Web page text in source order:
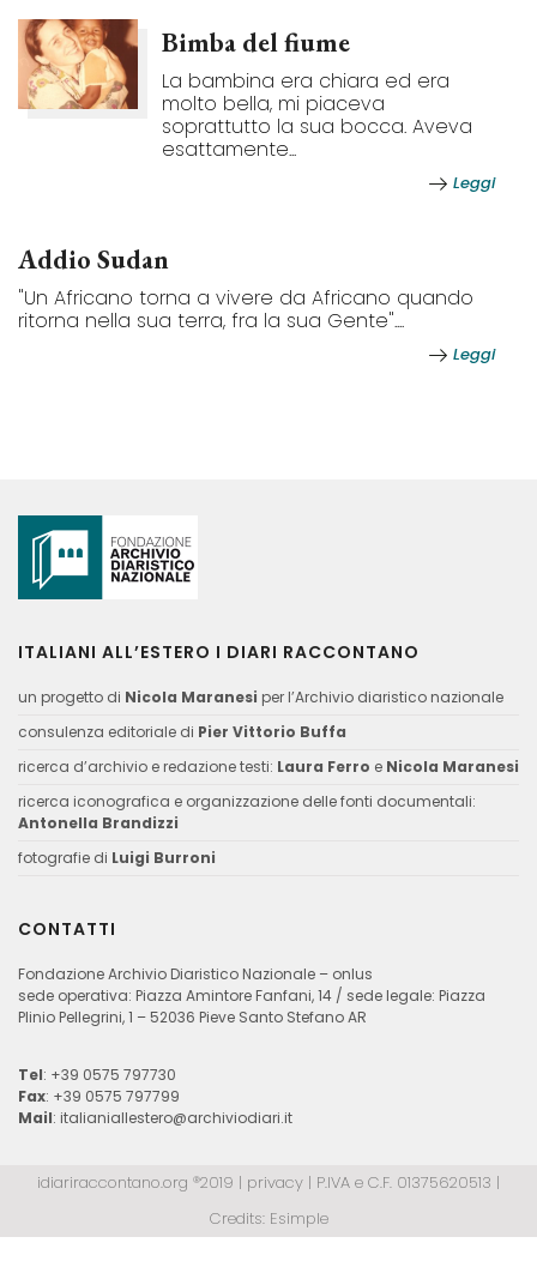
Bimba del fiume
La bambina era chiara ed era
molto bella, mi piaceva
soprattutto la sua bocca. Aveva
esattamente...
Leggi
Addio Sudan
"Un Africano torna a vivere da Africano quando
ritorna nella sua terra, fra la sua Gente"....
Leggi
ITALIANI ALL’ESTERO I DIARI RACCONTANO
un progetto di Nicola Maranesi per l’Archivio diaristico nazionale
consulenza editoriale di Pier Vittorio Buffa
ricerca d’archivio e redazione testi: Laura Ferro e Nicola Maranesi
ricerca iconografica e organizzazione delle fonti documentali:
Antonella Brandizzi
fotografie di Luigi Burroni
CONTATTI
Fondazione Archivio Diaristico Nazionale – onlus
sede operativa: Piazza Amintore Fanfani, 14 / sede legale: Piazza
Plinio Pellegrini, 1 – 52036 Pieve Santo Stefano AR
Tel: +39 0575 797730
Fax: +39 0575 797799
Mail: italianiallestero@archiviodiari.it
idiariraccontano.org ®2019 | privacy | P.IVA e C.F. 01375620513 |
Credits: Esimple